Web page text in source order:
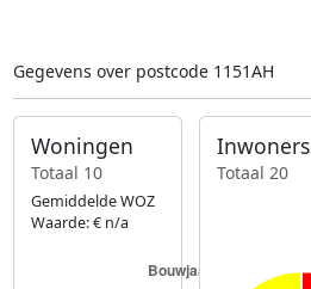
Gegevens over postcode 1151AH
Woningen
Totaal 10
Gemiddelde WOZ
Waarde: € n/a
Inwoners
Totaal 20